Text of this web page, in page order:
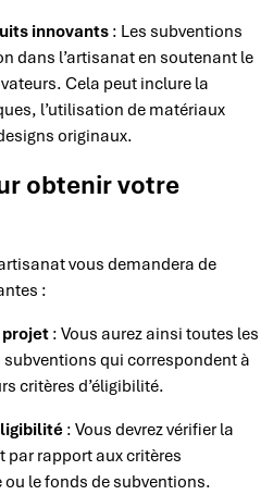
innovants : Les subventions
dans l’artisanat en soutenant le
Cela peut inclure la
l’utilisation de matériaux
originaux.
obtenir votre
vous demandera de
:
: Vous aurez ainsi toutes les
qui correspondent à
critères d’éligibilité.
: Vous devrez vérifier la
par rapport aux critères
ou le fonds de subventions.